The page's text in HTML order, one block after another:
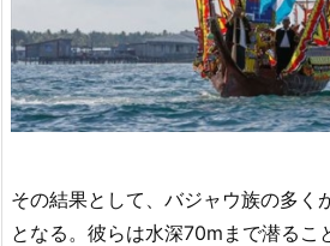
その結果として、バジャウ族の多く
となる。彼らは水深70mまで潜るこ